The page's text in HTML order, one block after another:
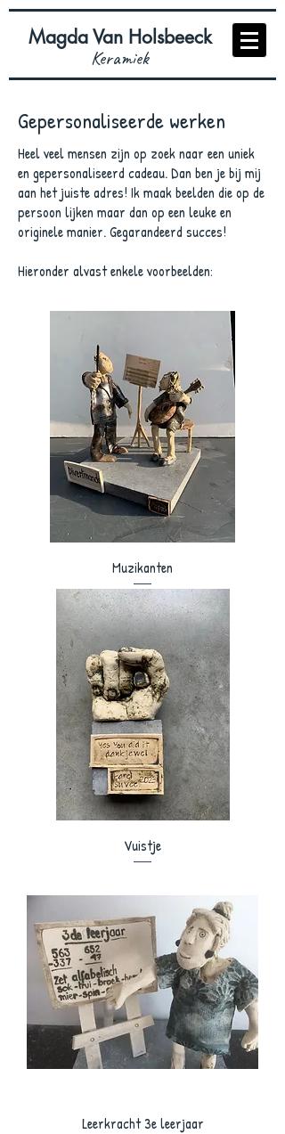
Magda Van Holsbeeck
Keramiek
Gepersonaliseerde werken
Heel veel mensen zijn op zoek naar een uniek
en gepersonaliseerd cadeau. Dan ben je bij mij
aan het juiste adres! Ik maak beelden die op de
persoon lijken maar dan op een leuke en
originele manier. Gegarandeerd succes!
Hieronder alvast enkele voorbeelden:
Muzikanten
Vuistje
Leerkracht 3e leerjaar